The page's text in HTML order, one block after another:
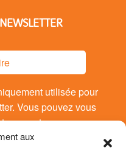
aux
utilisée pour
Vous pouvez vous
moment.